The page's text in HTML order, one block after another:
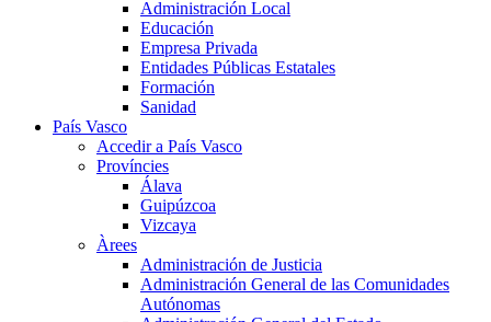
Administración Local
Educación
Empresa Privada
Entidades Públicas Estatales
Formación
Sanidad
País Vasco
Accedir a País Vasco
Províncies
Álava
Guipúzcoa
Vizcaya
Àrees
Administración de Justicia
Administración General de las Comunidades
Autónomas